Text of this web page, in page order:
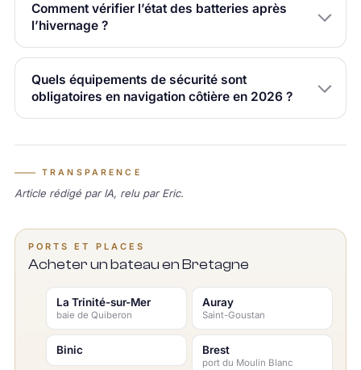
Comment vérifier l’état des batteries après
l’hivernage ?
Quels équipements de sécurité sont
obligatoires en navigation côtière en 2026 ?
TRANSPARENCE
Article rédigé par IA, relu par Eric.
PORTS ET PLACES
Acheter un bateau en Bretagne
La Trinité-sur-Mer
baie de Quiberon
Auray
Saint-Goustan
Binic Brest
port du Moulin Blanc